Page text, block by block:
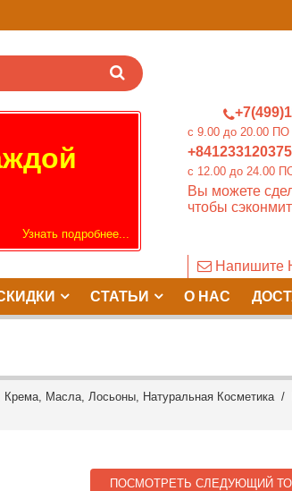
c 9.00 до 20.00
+841233120375
c 12.00 до
Вы можете
чтобы
Напишите
Узнать подробнее...
СТАТЬИ О НАС
Крема, Масла, Лосьоны, Натуральная Косметика/
ПОСМОТРЕТЬ СЛЕДУЮЩИЙ